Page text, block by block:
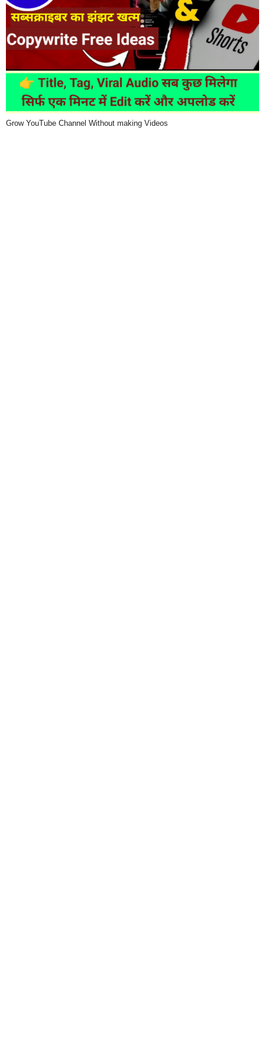
Grow YouTube Channel Without making Videos